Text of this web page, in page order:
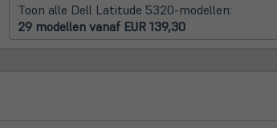
Toon alle Dell Latitude 5320-modellen:
29 modellen vanaf EUR 139,30